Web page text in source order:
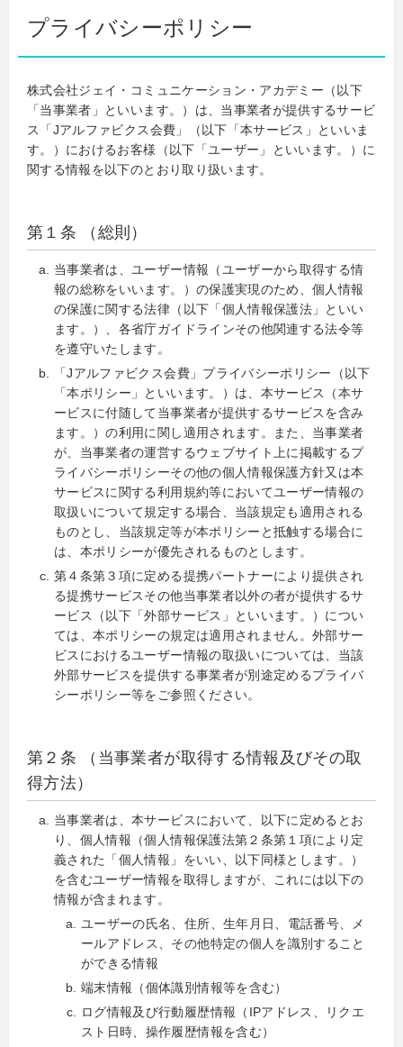
プライバシーポリシー
株式会社ジェイ・コミュニケーション・アカデミー（以下
「当事業者」といいます。）は、当事業者が提供するサービ
ス「Jアルファビクス会費」（以下「本サービス」といいま
す。）におけるお客様（以下「ユーザー」といいます。）に
関する情報を以下のとおり取り扱います。
第１条 （総則）
当事業者は、ユーザー情報（ユーザーから取得する情
報の総称をいいます。）の保護実現のため、個人情報
の保護に関する法律（以下「個人情報保護法」といい
ます。）、各省庁ガイドラインその他関連する法令等
を遵守いたします。
「Jアルファビクス会費」プライバシーポリシー（以下
「本ポリシー」といいます。）は、本サービス（本サ
ービスに付随して当事業者が提供するサービスを含み
ます。）の利用に関し適用されます。また、当事業者
が、当事業者の運営するウェブサイト上に掲載するプ
ライバシーポリシーその他の個人情報保護方針又は本
サービスに関する利用規約等においてユーザー情報の
取扱いについて規定する場合、当該規定も適用される
ものとし、当該規定等が本ポリシーと抵触する場合に
は、本ポリシーが優先されるものとします。
第４条第３項に定める提携パートナーにより提供され
る提携サービスその他当事業者以外の者が提供するサ
ービス（以下「外部サービス」といいます。）につい
ては、本ポリシーの規定は適用されません。外部サー
ビスにおけるユーザー情報の取扱いについては、当該
外部サービスを提供する事業者が別途定めるプライバ
シーポリシー等をご参照ください。
第２条 （当事業者が取得する情報及びその取
得方法）
当事業者は、本サービスにおいて、以下に定めるとお
り、個人情報（個人情報保護法第２条第１項により定
義された「個人情報」をいい、以下同様とします。）
を含むユーザー情報を取得しますが、これには以下の
情報が含まれます。
ユーザーの氏名、住所、生年月日、電話番号、メ
ールアドレス、その他特定の個人を識別すること
ができる情報
端末情報（個体識別情報等を含む）
ログ情報及び行動履歴情報（IPアドレス、リクエ
スト日時、操作履歴情報を含む）